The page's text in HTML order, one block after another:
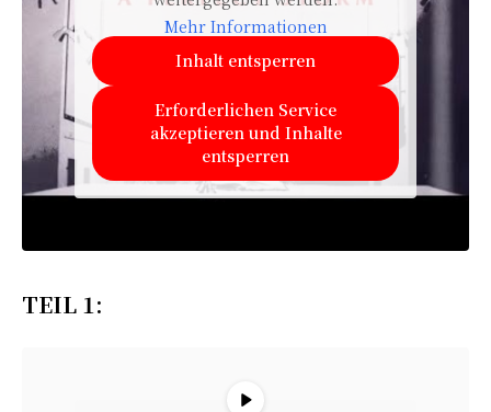
Mehr Informationen
Inhalt entsperren
Erforderlichen Service
akzeptieren und Inhalte
entsperren
TEIL 1: